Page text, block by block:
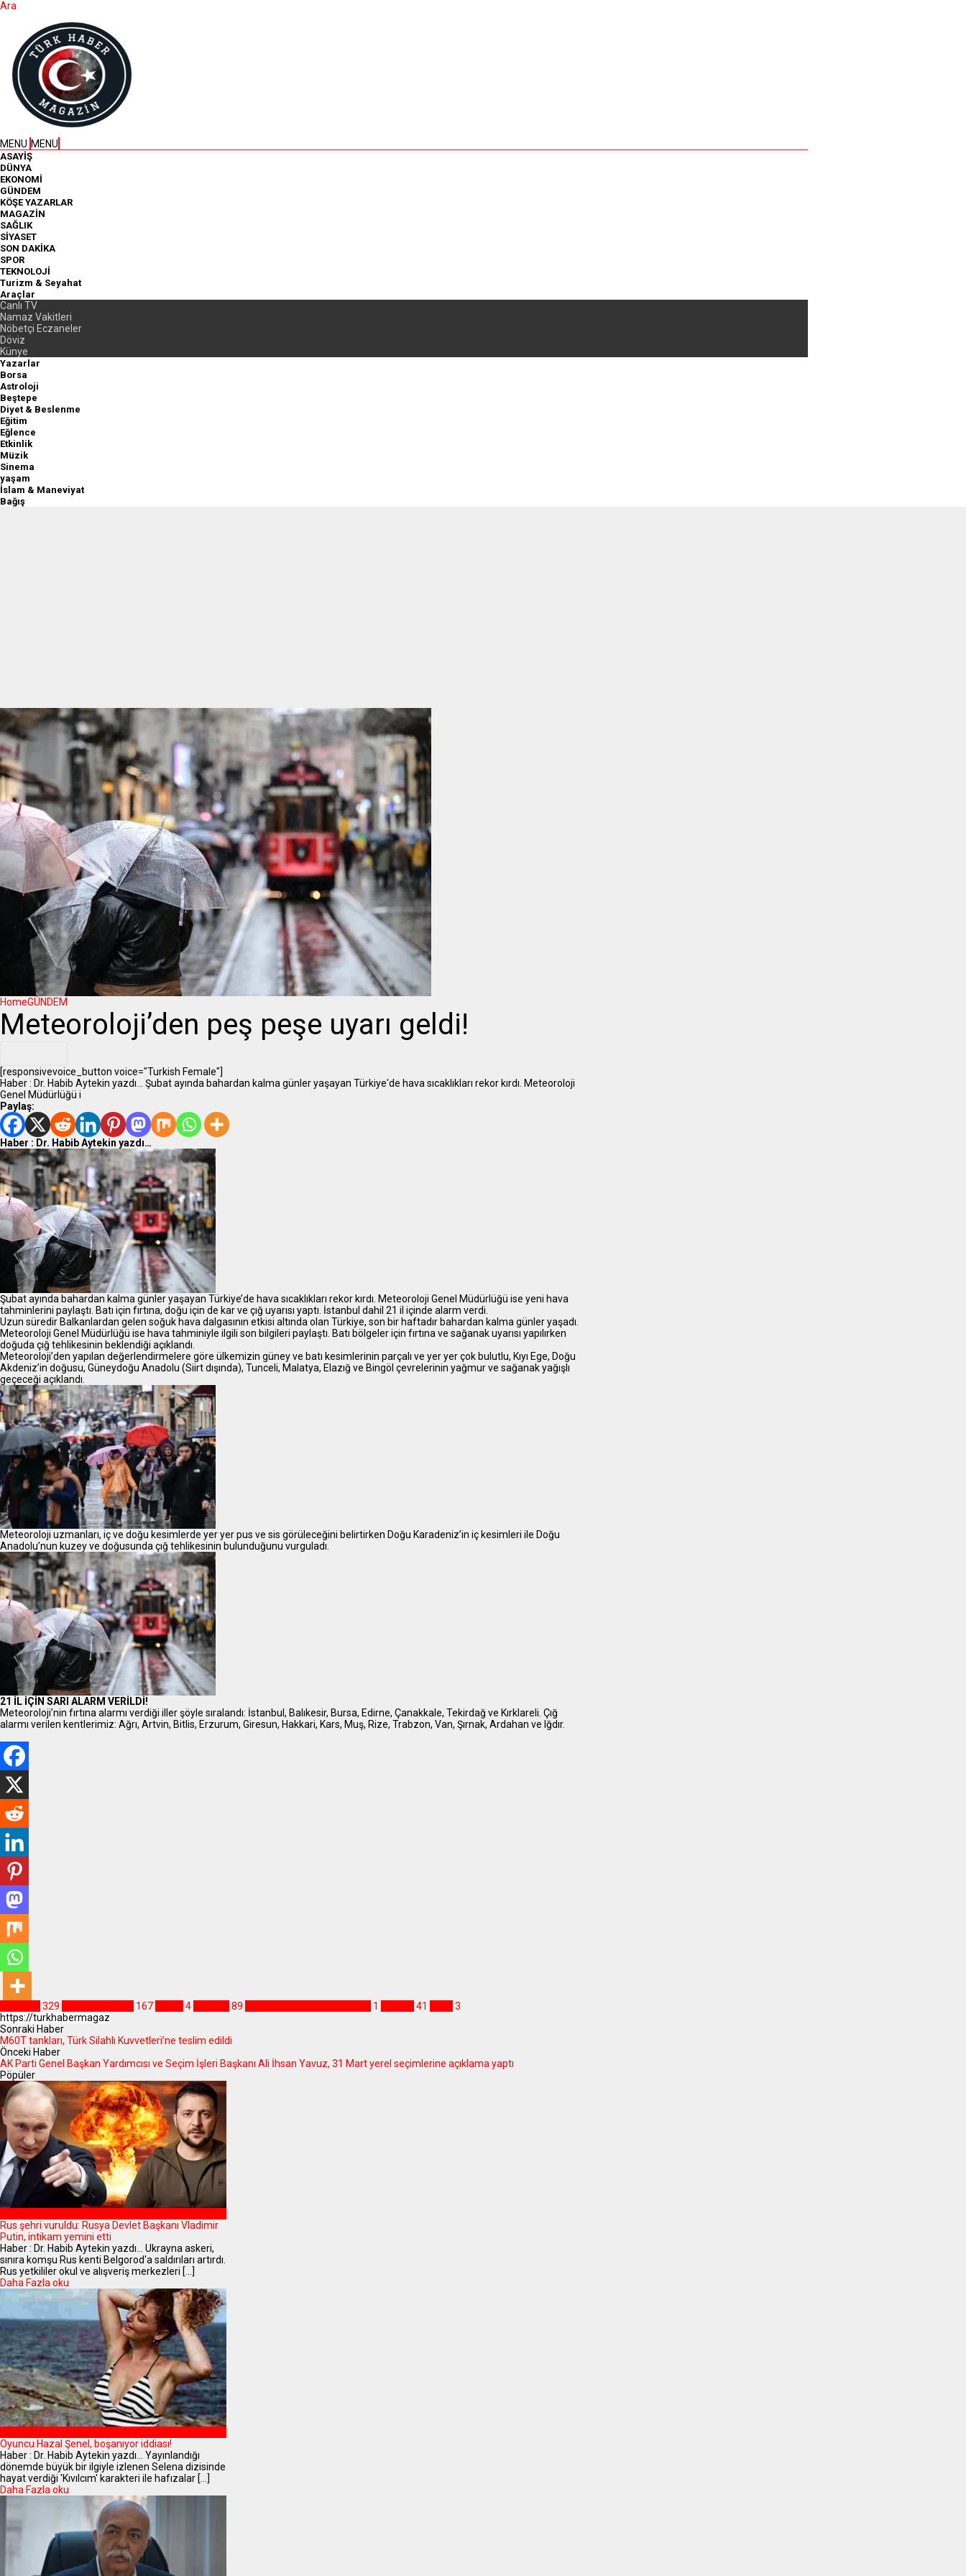
Ara
MENU MENU
ASAYİŞ
DÜNYA
EKONOMİ
GÜNDEM
KÖŞE YAZARLAR
MAGAZİN
SAĞLIK
SİYASET
SON DAKİKA
SPOR
TEKNOLOJİ
Turizm & Seyahat
Araçlar
Canlı TV
Namaz Vakitleri
Nöbetçi Eczaneler
Döviz
Künye
Yazarlar
Borsa
Astroloji
Beştepe
Diyet & Beslenme
Eğitim
Eğlence
Etkinlik
Müzik
Sinema
yaşam
İslam & Maneviyat
Bağış
HomeGÜNDEM
Meteoroloji’den peş peşe uyarı geldi!
[responsivevoice_button voice="Turkish Female"]
Haber : Dr. Habib Aytekin yazdı... Şubat ayında bahardan kalma günler yaşayan Türkiye'de hava sıcaklıkları rekor kırdı. Meteoroloji
Genel Müdürlüğü i
Paylaş:
Haber : Dr. Habib Aytekin yazdı…
Şubat ayında bahardan kalma günler yaşayan Türkiye’de hava sıcaklıkları rekor kırdı. Meteoroloji Genel Müdürlüğü ise yeni hava
tahminlerini paylaştı. Batı için fırtına, doğu için de kar ve çığ uyarısı yaptı. İstanbul dahil 21 il içinde alarm verdi.
Uzun süredir Balkanlardan gelen soğuk hava dalgasının etkisi altında olan Türkiye, son bir haftadır bahardan kalma günler yaşadı.
Meteoroloji Genel Müdürlüğü ise hava tahminiyle ilgili son bilgileri paylaştı. Batı bölgeler için fırtına ve sağanak uyarısı yapılırken
doğuda çığ tehlikesinin beklendiği açıklandı.
Meteoroloji’den yapılan değerlendirmelere göre ülkemizin güney ve batı kesimlerinin parçalı ve yer yer çok bulutlu, Kıyı Ege, Doğu
Akdeniz’in doğusu, Güneydoğu Anadolu (Siirt dışında), Tunceli, Malatya, Elazığ ve Bingöl çevrelerinin yağmur ve sağanak yağışlı
geçeceği açıklandı.
Meteoroloji uzmanları, iç ve doğu kesimlerde yer yer pus ve sis görüleceğini belirtirken Doğu Karadeniz’in iç kesimleri ile Doğu
Anadolu’nun kuzey ve doğusunda çığ tehlikesinin bulunduğunu vurguladı.
21 İL İÇİN SARI ALARM VERİLDİ!
Meteoroloji’nin fırtına alarmı verdiği iller şöyle sıralandı: İstanbul, Balıkesir, Bursa, Edirne, Çanakkale, Tekirdağ ve Kırklareli. Çığ
alarmı verilen kentlerimiz: Ağrı, Artvin, Bitlis, Erzurum, Giresun, Hakkari, Kars, Muş, Rize, Trabzon, Van, Şırnak, Ardahan ve Iğdır.
329 167 4 89 1 41
3
Sonraki Haber
M60T tankları, Türk Silahlı Kuvvetleri’ne teslim edildi
Önceki Haber
AK Parti Genel Başkan Yardımcısı ve Seçim İşleri Başkanı Ali İhsan Yavuz, 31 Mart yerel seçimlerine açıklama yaptı
Pöpüler
Rus şehri vuruldu: Rusya Devlet Başkanı Vladimir
Putin, intikam yemini etti
Haber : Dr. Habib Aytekin yazdı... Ukrayna askeri,
sınıra komşu Rus kenti Belgorod'a saldırıları artırdı.
Rus yetkililer okul ve alışveriş merkezleri [...]
Daha Fazla oku
Oyuncu Hazal Şenel, boşanıyor iddiası!
Haber : Dr. Habib Aytekin yazdı... Yayınlandığı
dönemde büyük bir ilgiyle izlenen Selena dizisinde
hayat verdiği 'Kıvılcım' karakteri ile hafızalar [...]
Daha Fazla oku